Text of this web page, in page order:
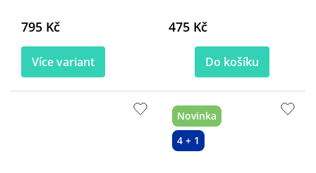
795 Kč
Více variant
475 Kč
Do košíku
Novinka
4 + 1